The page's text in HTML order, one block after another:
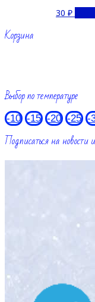
30 ₽
Корзина
Выбор по температуре
-10 -15 -20 -25 -
Подписаться на